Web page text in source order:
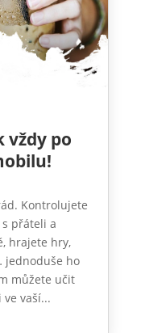
vždy po
Kontrolujete
přáteli a
hrajete hry,
jednoduše ho
můžete učit
ve vaší...